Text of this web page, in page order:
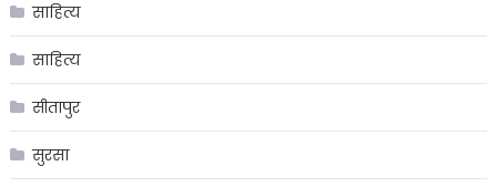
साहित्य
साहित्य
सीतापुर
सुरसा